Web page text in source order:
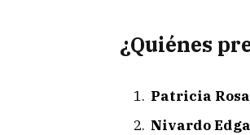
¿Quiénes
Patricia
Nivardo